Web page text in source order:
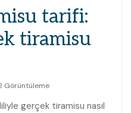
tarifi:
tiramisu
Görüntüleme
gerçek tiramisu nasıl